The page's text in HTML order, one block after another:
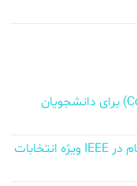
دریافت رایگان گواهینامه کورسرا (Coursera) برای دانشجویان
کد تخفیف ۵۰ درصد در کارمزد ریالی ثبت‌نام در IEEE ویژه انتخابات